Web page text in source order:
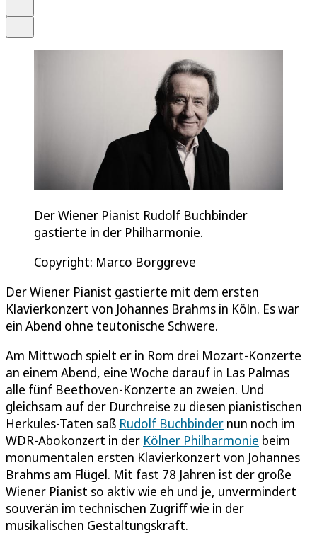
Der Wiener Pianist Rudolf Buchbinder
gastierte in der Philharmonie.
Copyright: Marco Borggreve
Der Wiener Pianist gastierte mit dem ersten
Klavierkonzert von Johannes Brahms in Köln. Es war
ein Abend ohne teutonische Schwere.
Am Mittwoch spielt er in Rom drei Mozart-Konzerte
an einem Abend, eine Woche darauf in Las Palmas
alle fünf Beethoven-Konzerte an zweien. Und
gleichsam auf der Durchreise zu diesen pianistischen
Herkules-Taten saß Rudolf Buchbinder nun noch im
WDR-Abokonzert in der Kölner Philharmonie beim
monumentalen ersten Klavierkonzert von Johannes
Brahms am Flügel. Mit fast 78 Jahren ist der große
Wiener Pianist so aktiv wie eh und je, unvermindert
souverän im technischen Zugriff wie in der
musikalischen Gestaltungskraft.